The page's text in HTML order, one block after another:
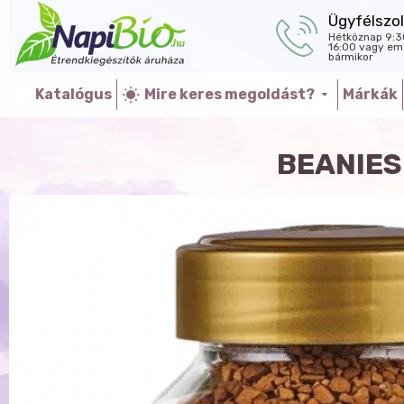
Hétköznap
16:00 vagy
bármikor
Katalógus Mire keres megoldást? Márkák